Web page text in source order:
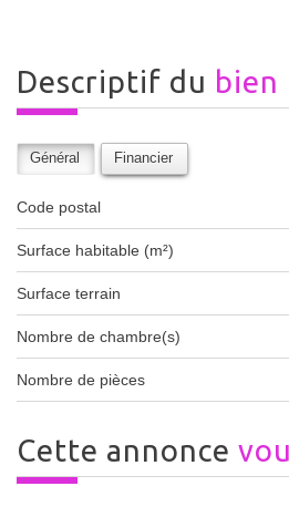
descriptif du bien
Général Financier
Code postal
Surface habitable (m²)
surface terrain
Nombre de chambre(s)
Nombre de pièces
cette annonce